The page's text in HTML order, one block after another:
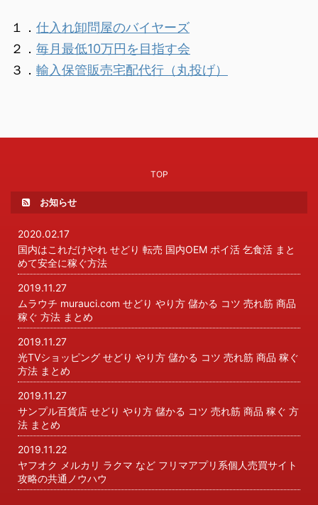
１． 仕入れ卸問屋のバイヤーズ
２． 毎月最低10万円を目指す会
３． 輸入保管販売宅配代行（丸投げ）
TOP
お知らせ
2020.02.17
国内はこれだけやれ せどり 転売 国内OEM ポイ活 乞食活 まと
めて安全に稼ぐ方法
2019.11.27
ムラウチ murauci.com せどり やり方 儲かる コツ 売れ筋 商品
稼ぐ 方法 まとめ
2019.11.27
光TVショッピング せどり やり方 儲かる コツ 売れ筋 商品 稼ぐ
方法 まとめ
2019.11.27
サンプル百貨店 せどり やり方 儲かる コツ 売れ筋 商品 稼ぐ 方
法 まとめ
2019.11.22
ヤフオク メルカリ ラクマ など フリマアプリ系個人売買サイト
攻略の共通ノウハウ